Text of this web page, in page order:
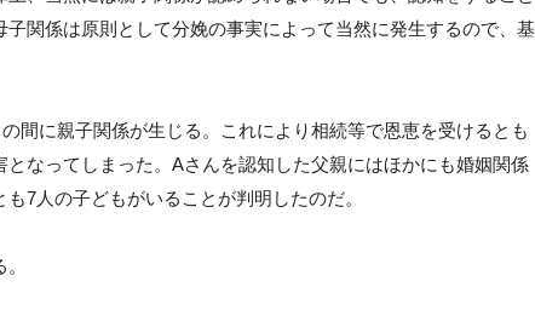
関係は原則として分娩の事実によって当然に発生するので、基
間に親子関係が生じる。これにより相続等で恩恵を受けるとも
なってしまった。Aさんを認知した父親にはほかにも婚姻関係
7人の子どもがいることが判明したのだ。